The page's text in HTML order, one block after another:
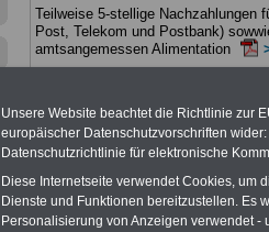
Teilweise 5-stellige Nachzahlungen
Post, Telekom und Postbank)
amtsangemessen Alimentation
abschließen!
Unsere Website beachtet die Richtlinie zur
europäischer Datenschutzvorschriften
Datenschutzrichtlinie für elektronische
Diese Internetseite verwendet Cookies, um
Dienste und Funktionen bereitzustellen. Es
Personalisierung von Anzeigen verwendet